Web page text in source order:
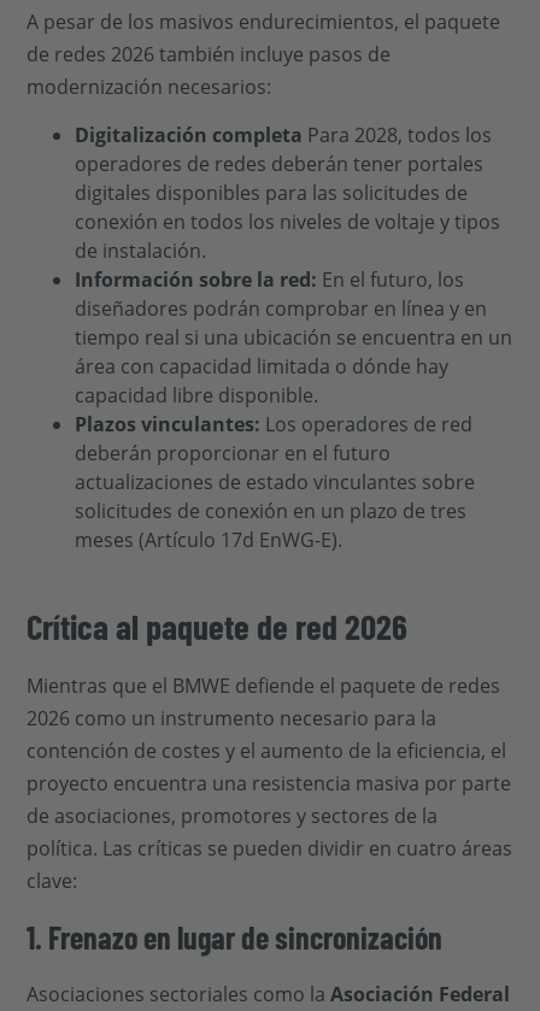
A pesar de los masivos endurecimientos, el paquete
de redes 2026 también incluye pasos de
modernización necesarios:
Digitalización completa Para 2028, todos los
operadores de redes deberán tener portales
digitales disponibles para las solicitudes de
conexión en todos los niveles de voltaje y tipos
de instalación.
Información sobre la red: En el futuro, los
diseñadores podrán comprobar en línea y en
tiempo real si una ubicación se encuentra en un
área con capacidad limitada o dónde hay
capacidad libre disponible.
Plazos vinculantes: Los operadores de red
deberán proporcionar en el futuro
actualizaciones de estado vinculantes sobre
solicitudes de conexión en un plazo de tres
meses (Artículo 17d EnWG-E).
Crítica al paquete de red 2026
Mientras que el BMWE defiende el paquete de redes
2026 como un instrumento necesario para la
contención de costes y el aumento de la eficiencia, el
proyecto encuentra una resistencia masiva por parte
de asociaciones, promotores y sectores de la
política. Las críticas se pueden dividir en cuatro áreas
clave:
1. Frenazo en lugar de sincronización
Asociaciones sectoriales como laAsociación Federal